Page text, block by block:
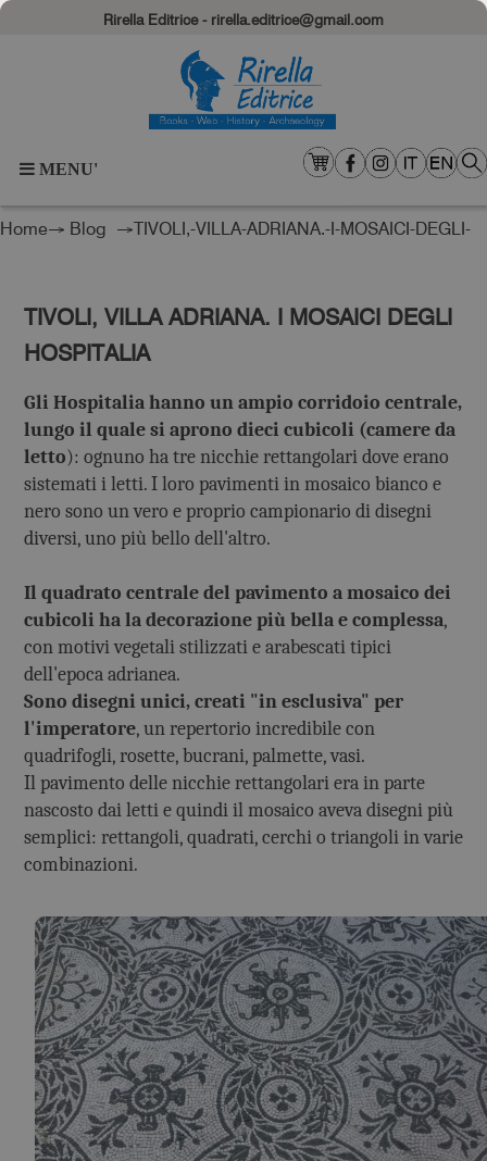
Rirella Editrice - rirella.editrice@gmail.com
MENU'
Home→ Blog →TIVOLI,-VILLA-ADRIANA.-I-MOSAICI-DEGLI-
TIVOLI, VILLA ADRIANA. I MOSAICI DEGLI
HOSPITALIA
Gli Hospitalia hanno un ampio corridoio centrale,
lungo il quale si aprono dieci cubicoli (camere da
letto): ognuno ha tre nicchie rettangolari dove erano
sistemati i letti. I loro pavimenti in mosaico bianco e
nero sono un vero e proprio campionario di disegni
diversi, uno più bello dell'altro.
Il quadrato centrale del pavimento a mosaico dei
cubicoli ha la decorazione più bella e complessa,
con motivi vegetali stilizzati e arabescati tipici
dell'epoca adrianea.
Sono disegni unici, creati "in esclusiva" per
l'imperatore, un repertorio incredibile con
quadrifogli, rosette, bucrani, palmette, vasi.
Il pavimento delle nicchie rettangolari era in parte
nascosto dai letti e quindi il mosaico aveva disegni più
semplici: rettangoli, quadrati, cerchi o triangoli in varie
combinazioni.